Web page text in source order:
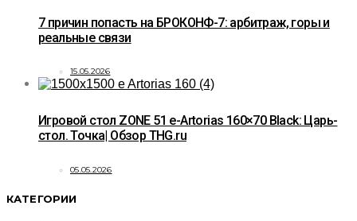
7 причин попасть на БРОКОНФ-7: арбитраж, горы и
реальные связи
15.05.2026
Игровой стол ZONE 51 e-Artorias 160×70 Black: Царь-
стол. Точка| Обзор THG.ru
05.05.2026
КАТЕГОРИИ